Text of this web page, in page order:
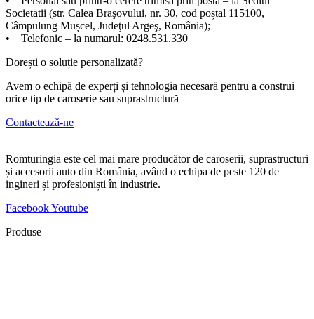
Societatii (str. Calea Braşovului, nr. 30, cod poștal 115100,
Câmpulung Mușcel, Judeţul Argeş, România);
• Telefonic – la numarul: 0248.531.330
Dorești o soluție personalizată?
Avem o echipă de experți și tehnologia necesară pentru a construi
orice tip de caroserie sau suprastructură
Contactează-ne
Romturingia este cel mai mare producător de caroserii, suprastructuri
și accesorii auto din România, având o echipa de peste 120 de
ingineri și profesioniști în industrie.
FacebookYoutube
Produse